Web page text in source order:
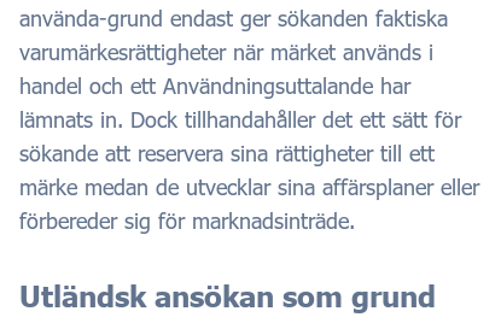
använda-grund endast ger sökanden faktiska
varumärkesrättigheter när märket används i
handel och ett Användningsuttalande har
lämnats in. Dock tillhandahåller det ett sätt för
sökande att reservera sina rättigheter till ett
märke medan de utvecklar sina affärsplaner eller
förbereder sig för marknadsinträde.
Utländsk ansökan som grund